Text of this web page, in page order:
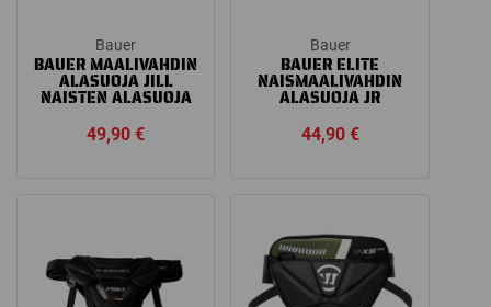
Bauer
BAUER MAALIVAHDIN
ALASUOJA JILL
NAISTEN ALASUOJA
49,90€
Bauer
BAUER ELITE
NAISMAALIVAHDIN
ALASUOJA JR
44,90 €